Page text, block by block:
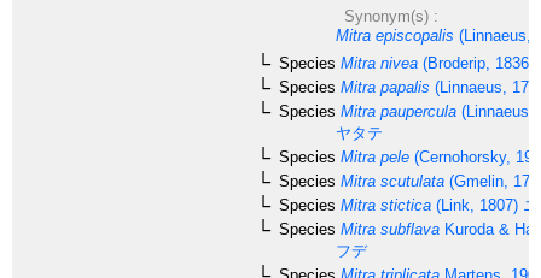
Synonym(s) :
Mitra episcopalis (Linnaeus,
Species Mitra nivea (Broderip, 1836)
Species Mitra papalis (Linnaeus,
Species Mitra paupercula (Linnaeus,
ヤタテ
Species Mitra pele (Cernohorsky,
Species Mitra scutulata (Gmelin,
Species Mitra stictica (Link, 1807)
Species Mitra subflava Kuroda &
フデ